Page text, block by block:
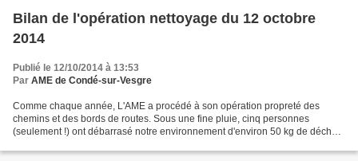
Bilan de l'opération nettoyage du 12 octobre
2014
Publié le 12/10/2014 à 13:53
Par AME de Condé-sur-Vesgre
Comme chaque année, L'AME a procédé à son opération propreté des
chemins et des bords de routes. Sous une fine pluie, cinq personnes
(seulement !) ont débarrasé notre environnement d'environ 50 kg de déchets